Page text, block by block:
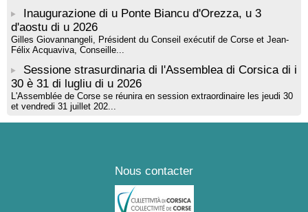
Inaugurazione di u Ponte Biancu d'Orezza, u 3
d'aostu di u 2026
Gilles Giovannangeli, Président du Conseil exécutif de Corse et Jean-
Félix Acquaviva, Conseille...
Sessione strasurdinaria di l'Assemblea di Corsica di i
30 è 31 di lugliu di u 2026
L'Assemblée de Corse se réunira en session extraordinaire les jeudi 30
et vendredi 31 juillet 202...
Nous contacter